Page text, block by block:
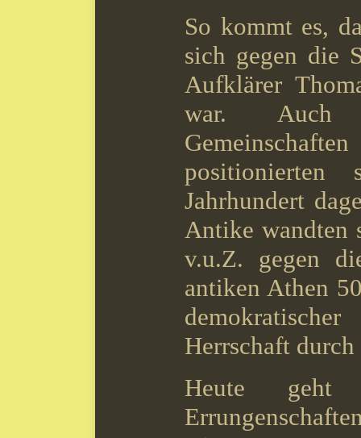
So kommt es,
sich gegen die
Aufklärer
war. Auch
Jahrhundert
Antike wandten
v.u.Z. gegen
antiken Athen
Herrschaft
Heute